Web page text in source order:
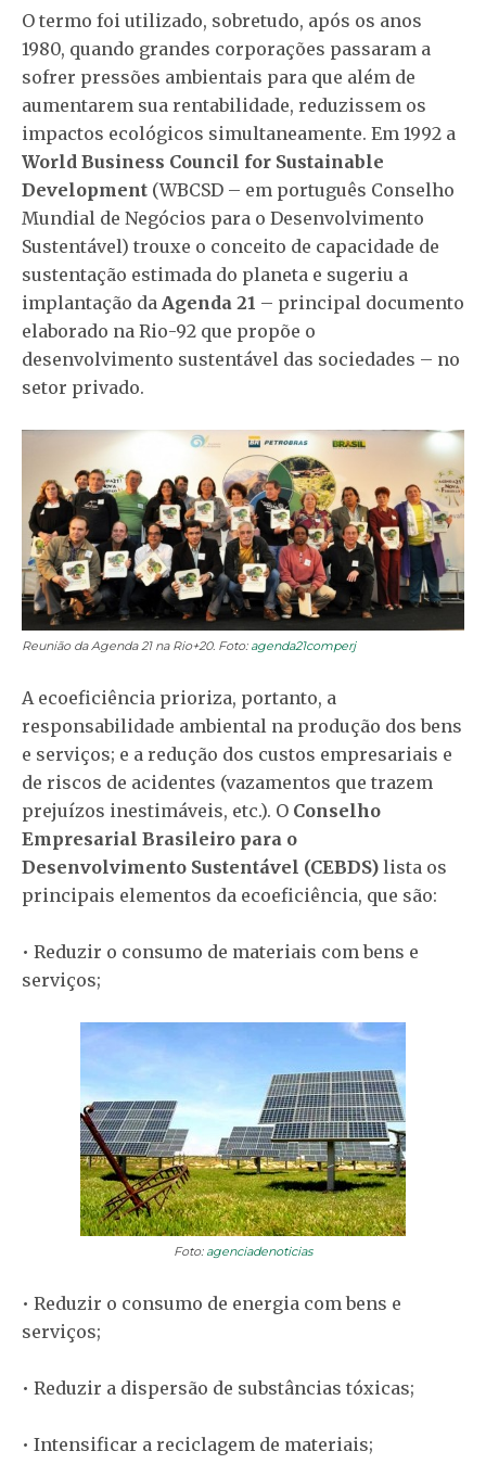
O termo foi utilizado, sobretudo, após os anos
1980, quando grandes corporações passaram a
sofrer pressões ambientais para que além de
aumentarem sua rentabilidade, reduzissem os
impactos ecológicos simultaneamente. Em 1992 a
World Business Council for Sustainable
Development (WBCSD – em português Conselho
Mundial de Negócios para o Desenvolvimento
Sustentável) trouxe o conceito de capacidade de
sustentação estimada do planeta e sugeriu a
implantação da Agenda 21 – principal documento
elaborado na Rio-92 que propõe o
desenvolvimento sustentável das sociedades – no
setor privado.
Reunião da Agenda 21 na Rio+20. Foto: agenda21comperj
A ecoeficiência prioriza, portanto, a
responsabilidade ambiental na produção dos bens
e serviços; e a redução dos custos empresariais e
de riscos de acidentes (vazamentos que trazem
prejuízos inestimáveis, etc.). O Conselho
Empresarial Brasileiro para o
Desenvolvimento Sustentável (CEBDS) lista os
principais elementos da ecoeficiência, que são:
• Reduzir o consumo de materiais com bens e
serviços;
Foto: agenciadenoticias
• Reduzir o consumo de energia com bens e
serviços;
• Reduzir a dispersão de substâncias tóxicas;
• Intensificar a reciclagem de materiais;